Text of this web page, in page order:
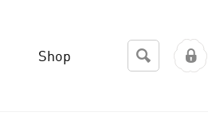
Shop